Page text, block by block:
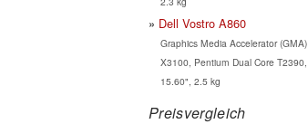
Dell Vostro A860
Graphics Media Accelerator (GMA)
X3100, Pentium Dual Core T2390,
15.60", 2.5 kg
Preisvergleich